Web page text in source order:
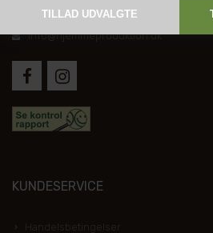
+45 6267 1447
info@hjemmeproduktion.dk
KUNDESERVICE
Handelsbetingelser